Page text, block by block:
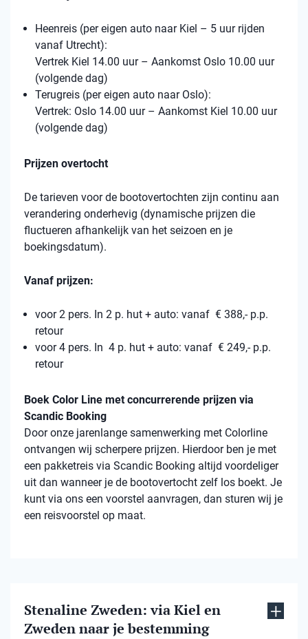
Heenreis (per eigen auto naar Kiel – 5 uur rijden
vanaf Utrecht):
Vertrek Kiel 14.00 uur – Aankomst Oslo 10.00 uur
(volgende dag)
Terugreis (per eigen auto naar Oslo):
Vertrek: Oslo 14.00 uur – Aankomst Kiel 10.00 uur
(volgende dag)
Prijzen overtocht
De tarieven voor de bootovertochten zijn continu aan
verandering onderhevig (dynamische prijzen die
fluctueren afhankelijk van het seizoen en je
boekingsdatum).
Vanaf prijzen:
voor 2 pers. In 2 p. hut + auto: vanaf € 388,- p.p.
retour
voor 4 pers. In 4 p. hut + auto: vanaf € 249,- p.p.
retour
Boek Color Line met concurrerende prijzen via
Scandic Booking
Door onze jarenlange samenwerking met Colorline
ontvangen wij scherpere prijzen. Hierdoor ben je met
een pakketreis via Scandic Booking altijd voordeliger
uit dan wanneer je de bootovertocht zelf los boekt. Je
kunt via ons een voorstel aanvragen, dan sturen wij je
een reisvoorstel op maat.
Stenaline Zweden: via Kiel en
Zweden naar je bestemming